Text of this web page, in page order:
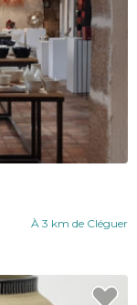
À 3 km de Cléguer